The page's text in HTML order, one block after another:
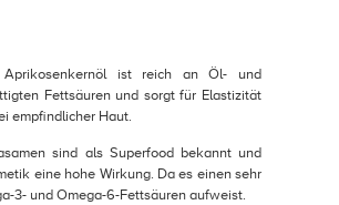
ist reich an Öl- und
Fettsäuren und sorgt für Elastizität
empfindlicher Haut.
sind als Superfood bekannt und
eine hohe Wirkung. Da es einen sehr
3- und Omega-6-Fettsäuren aufweist.